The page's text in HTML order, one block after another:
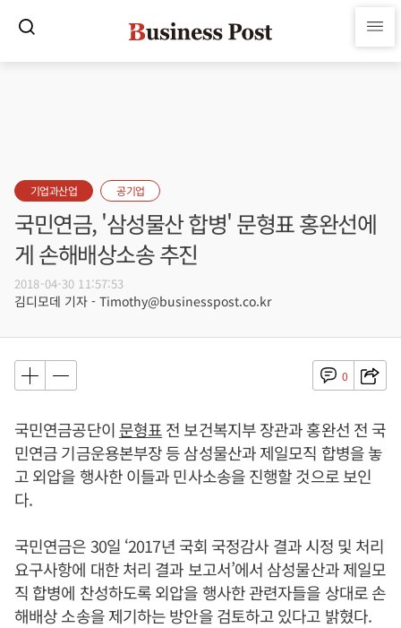
기업과산업 공기업
국민연금, '삼성물산 합병' 문형표 홍완선에
게 손해배상소송 추진
2018-04-30 11:57:53
김디모데 기자 - Timothy@businesspost.co.kr
0
국민연금공단이 문형표전 보건복지부 장관과 홍완선 전 국
민연금 기금운용본부장 등 삼성물산과 제일모직 합병을 놓
고 외압을 행사한 이들과 민사소송을 진행할 것으로 보인
다.
국민연금은 30일 ‘2017년 국회 국정감사 결과 시정 및 처리
요구사항에 대한 처리 결과 보고서’에서 삼성물산과 제일모
직 합병에 찬성하도록 외압을 행사한 관련자들을 상대로 손
해배상 소송을 제기하는 방안을 검토하고 있다고 밝혔다.